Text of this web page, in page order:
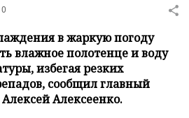
0
в жаркую погоду
влажное полотенце и воду
избегая резких
сообщил главный
Алексеенко.